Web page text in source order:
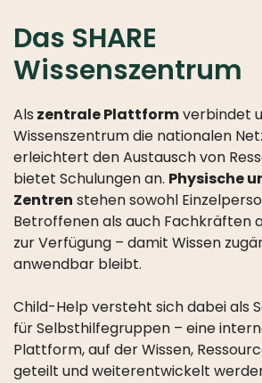
Das SHARE
Wissenszentrum
Als zentrale Plattformverbindet
Wissenszentrum die nationalen
erleichtert den Austausch von
bietet Schulungen an. Physische
Zentren stehen sowohl
Betroffenen als auch Fachkräften
zur Verfügung – damit Wissen
anwendbar bleibt.
Child-Help versteht sich dabei als
für Selbsthilfegruppen – eine
Plattform, auf der Wissen,
geteilt und weiterentwickelt